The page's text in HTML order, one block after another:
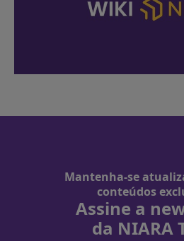
Mantenha-se
conteúdos
Assine a
da NIARA